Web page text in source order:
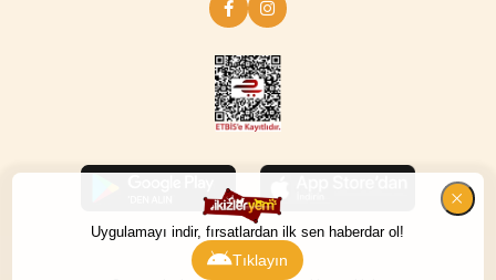
Uygulamayı indir, fırsatlardan ilk sen haberdar ol!
Tıklayın